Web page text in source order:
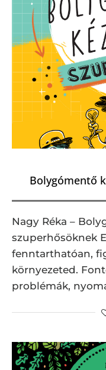
Bolygómentő
Nagy Réka –
szuperhősöknek
fenntarthatóan,
környezeted.
problémák,